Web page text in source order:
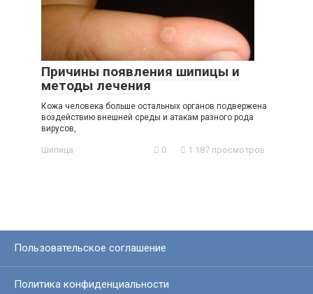
Причины появления шипицы и
методы лечения
Кожа человека больше остальных органов подвержена
воздействию внешней среды и атакам разного рода
вирусов,
Шипица 0 1 187 просмотров
Пользовательское соглашение
Политика конфиденциальности